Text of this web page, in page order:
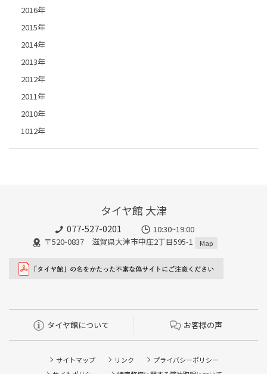
2016年
2015年
2014年
2013年
2012年
2011年
2010年
1012年
タイヤ館 大津
077-527-0201
10:30~19:00
〒520-0837 滋賀県大津市中庄2丁目595-1
Map
タイヤ館について お客様の声
サイトマップ リンク
プライバシーポリシー